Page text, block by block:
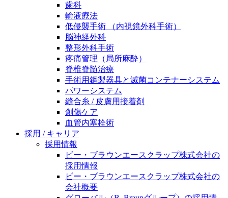
製品ポートフォリオ​
こちらの製品ポートフォリオからも、製品をお探しい
ただくことができます。
販売代理店さま向け情報​
水頭症について
「水頭症」とはどのような疾患なのでしょう。成人に
多い水頭症と、小児に多い水頭症の特徴と症状、検査
や治療法など「水頭症」の概要を知っていただくこと
ができます。
エースクラップアカデミー
医療に携わるあらゆる方々に、学びと情報共有の場を
提供していくことを目指します。
歯科
輸液療法
低侵襲手術 （内視鏡外科手術）
脳神経外科
整形外科手術
疼痛管理（局所麻酔）
脊椎脊髄治療
手術用鋼製器具と滅菌コンテナーシステム
パワーシステム
縫合糸 / 皮膚用接着剤
創傷ケア
血管内塞栓術
採用 / キャリア
採用情報
ビー・ブラウンエースクラップ株式会社の
採用情報
ビー・ブラウンエースクラップ株式会社の
会社概要